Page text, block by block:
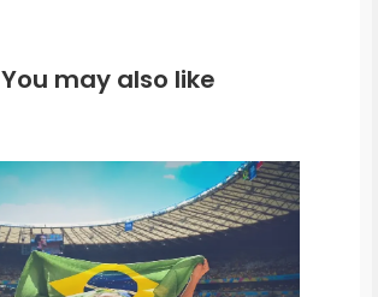
You may also like